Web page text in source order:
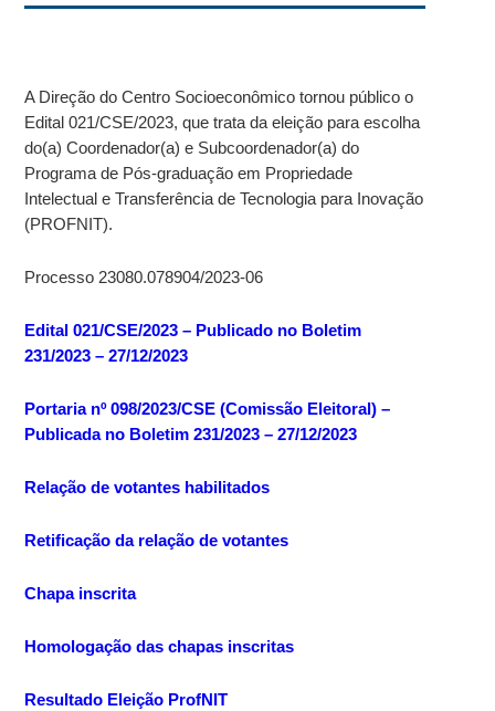
A Direção do Centro Socioeconômico tornou público o
Edital 021/CSE/2023, que trata da eleição para escolha
do(a) Coordenador(a) e Subcoordenador(a) do
Programa de Pós-graduação em Propriedade
Intelectual e Transferência de Tecnologia para Inovação
(PROFNIT).
Processo 23080.078904/2023-06
Edital 021/CSE/2023 – Publicado no Boletim
231/2023 – 27/12/2023
Portaria nº 098/2023/CSE (Comissão Eleitoral) –
Publicada no Boletim 231/2023 – 27/12/2023
Relação de votantes habilitados
Retificação da relação de votantes
Chapa inscrita
Homologação das chapas inscritas
Resultado Eleição ProfNIT